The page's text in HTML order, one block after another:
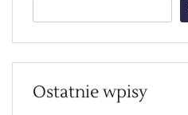
Ostatnie wpisy